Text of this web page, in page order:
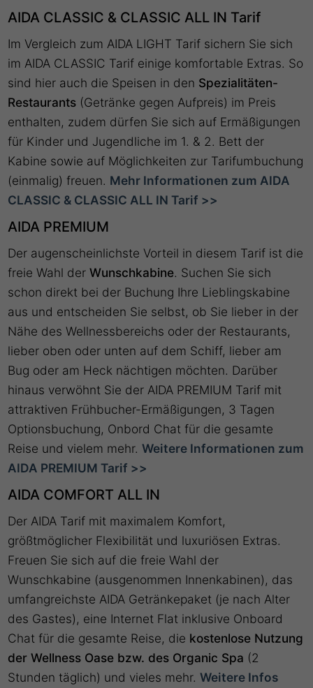
AIDA CLASSIC & CLASSIC ALL IN Tarif
Im Vergleich zum AIDA LIGHT Tarif sichern Sie sich
im AIDA CLASSIC Tarif einige komfortable Extras. So
sind hier auch die Speisen in den Spezialitäten-
Restaurants (Getränke gegen Aufpreis) im Preis
enthalten, zudem dürfen Sie sich auf Ermäßigungen
für Kinder und Jugendliche im 1. & 2. Bett der
Kabine sowie auf Möglichkeiten zur Tarifumbuchung
(einmalig) freuen. Mehr Informationen zum AIDA
CLASSIC & CLASSIC ALL IN Tarif >>
AIDA PREMIUM
Der augenscheinlichste Vorteil in diesem Tarif ist die
freie Wahl derWunschkabine. Suchen Sie sich
schon direkt bei der Buchung Ihre Lieblingskabine
aus und entscheiden Sie selbst, ob Sie lieber in der
Nähe des Wellnessbereichs oder der Restaurants,
lieber oben oder unten auf dem Schiff, lieber am
Bug oder am Heck nächtigen möchten. Darüber
hinaus verwöhnt Sie der AIDA PREMIUM Tarif mit
attraktiven Frühbucher-Ermäßigungen, 3 Tagen
Optionsbuchung, Onbord Chat für die gesamte
Reise und vielem mehr.Weitere Informationen zum
AIDA PREMIUM Tarif >>
AIDA COMFORT ALL IN
Der AIDA Tarif mit maximalem Komfort,
größtmöglicher Flexibilität und luxuriösen Extras.
Freuen Sie sich auf die freie Wahl der
Wunschkabine (ausgenommen Innenkabinen), das
umfangreichste AIDA Getränkepaket (je nach Alter
des Gastes), eine Internet Flat inklusive Onboard
Chat für die gesamte Reise, die kostenlose Nutzung
der Wellness Oase bzw. des Organic Spa (2
Stunden täglich) und vieles mehr.Weitere Infos